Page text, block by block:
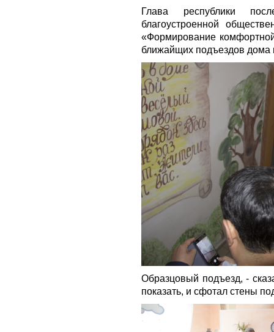
Глава республики
благоустроенной
«Формирование
ближайщих подъездов дома
Образцовый подъезд, -
показать, и сфотал стены